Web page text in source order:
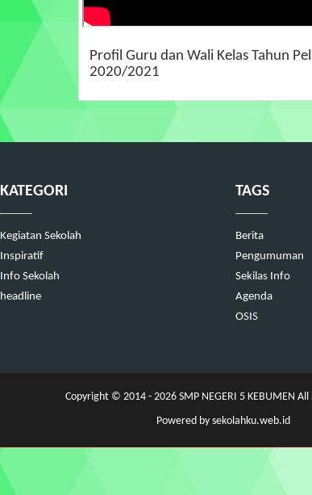
Profil Guru dan Wali Kelas Tahun
2020/2021
KATEGORI
Kegiatan Sekolah
Inspiratif
Info Sekolah
headline
TAGS
Berita
Pengumuman
Sekilas Info
Agenda
OSIS
Copyright © 2014 - 2026SMP NEGERI 5 KEBUMEN All
Powered by sekolahku.web.id